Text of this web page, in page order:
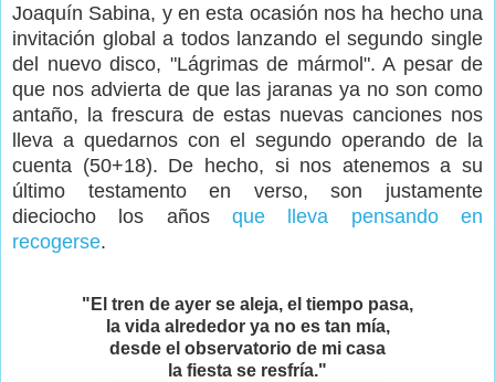
Joaquín Sabina, y en esta ocasión nos ha hecho una
invitación global a todos lanzando el segundo single
del nuevo disco, "Lágrimas de mármol". A pesar de
que nos advierta de que las jaranas ya no son como
antaño, la frescura de estas nuevas canciones nos
lleva a quedarnos con el segundo operando de la
cuenta (50+18). De hecho, si nos atenemos a su
último testamento en verso, son justamente
dieciocho los años que lleva pensando en
recogerse.
"El tren de ayer se aleja, el tiempo pasa,
la vida alrededor ya no es tan mía,
desde el observatorio de mi casa
la fiesta se resfría."